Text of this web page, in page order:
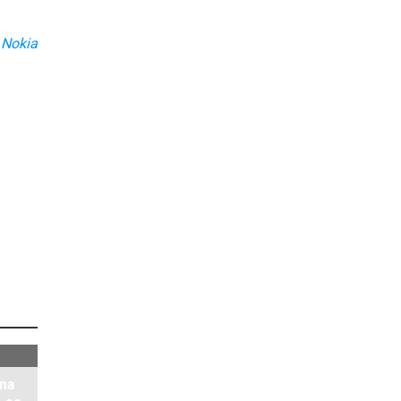
Nokia